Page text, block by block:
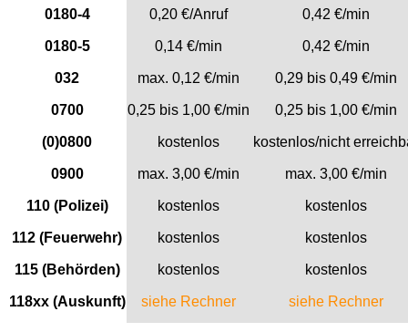
0180-4 0,20 €/Anruf 0,42 €/min
0180-5 0,14 €/min 0,42 €/min
032 max. 0,12 €/min 0,29 bis 0,49 €/min
0700 0,25 bis 1,00 €/min 0,25 bis 1,00 €/min
(0)0800 kostenlos kostenlos/nicht
0900 max. 3,00 €/min max. 3,00 €/min
110 (Polizei) kostenlos kostenlos
112 (Feuerwehr) kostenlos kostenlos
115 (Behörden) kostenlos kostenlos
118xx (Auskunft) siehe Rechner siehe Rechner